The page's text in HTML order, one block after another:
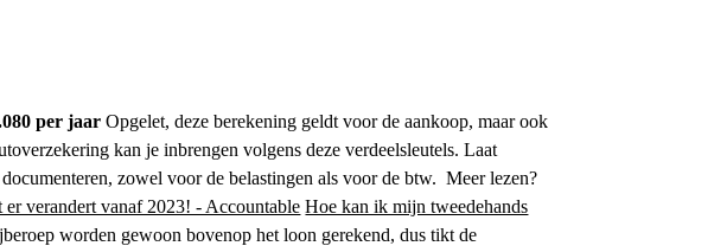
per jaar Opgelet, deze berekening geldt voor de aankoop, maar ook
kan je inbrengen volgens deze verdeelsleutels. Laat
zowel voor de belastingen als voor de btw. Meer lezen?
verandert vanaf 2023! - Accountable Hoe kan ik mijn tweedehands
worden gewoon bovenop het loon gerekend, dus tikt de